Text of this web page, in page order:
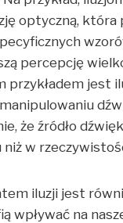
optyczną, która
percepcję
przykładem jest
że źródło
w
iluzji jest
wpływać na